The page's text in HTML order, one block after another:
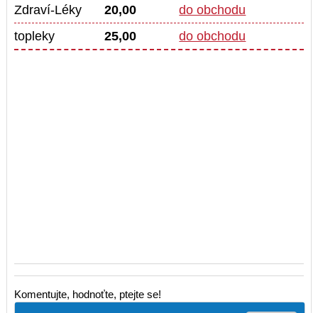
Zdraví-Léky 20,00
do obchodu
topleky
25,00 do obchodu
Komentujte, hodnoťte, ptejte se!